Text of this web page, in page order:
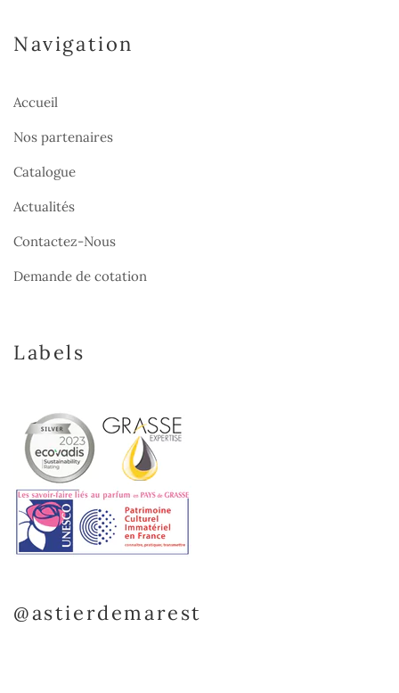
Navigation
Accueil
Nos partenaires
Catalogue
Actualités
Contactez-Nous
Demande de cotation
Labels
@astierdemarest